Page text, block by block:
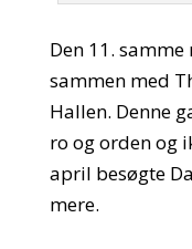
Den 11.
sammen med
Hallen. Denne
ro og orden og
april besøgte
mere.